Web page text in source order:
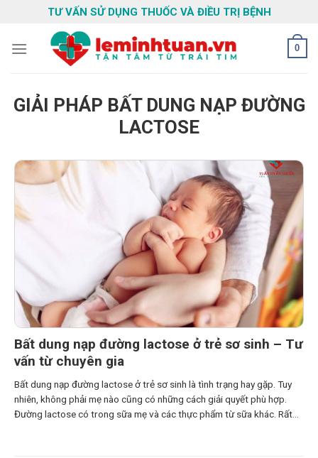
content
TƯ VẤN SỬ DỤNG THUỐC VÀ ĐIỀU TRỊ BỆNH
0
GIẢI PHÁP BẤT DUNG NẠP ĐƯỜNG
LACTOSE
Bất dung nạp đường lactose ở trẻ sơ sinh – Tư
vấn từ chuyên gia
Bất dung nạp đường lactose ở trẻ sơ sinh là tình trạng hay gặp. Tuy
nhiên, không phải mẹ nào cũng có những cách giải quyết phù hợp.
Đường lactose có trong sữa mẹ và các thực phẩm từ sữa khác. Rất